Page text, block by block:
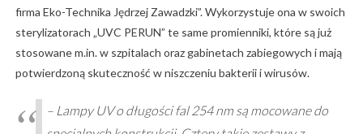
firma Eko-Technika Jędrzej Zawadzki”. Wykorzystuje ona w swoich
sterylizatorach „UVC PERUN” te same promienniki, które są już
stosowane m.in. w szpitalach oraz gabinetach zabiegowych i mają
potwierdzoną skuteczność w niszczeniu bakterii i wirusów.
– Lampy UV o długości fal 254 nm są mocowane do